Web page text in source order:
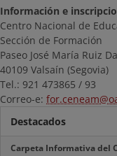
Información e
Centro Nacional de
Sección de Formación
Paseo José María Ruiz
40109 Valsaín (Segovia)
Tel.: 921 473865 / 93
Correo-e:
Destacados
Carpeta Informativa del